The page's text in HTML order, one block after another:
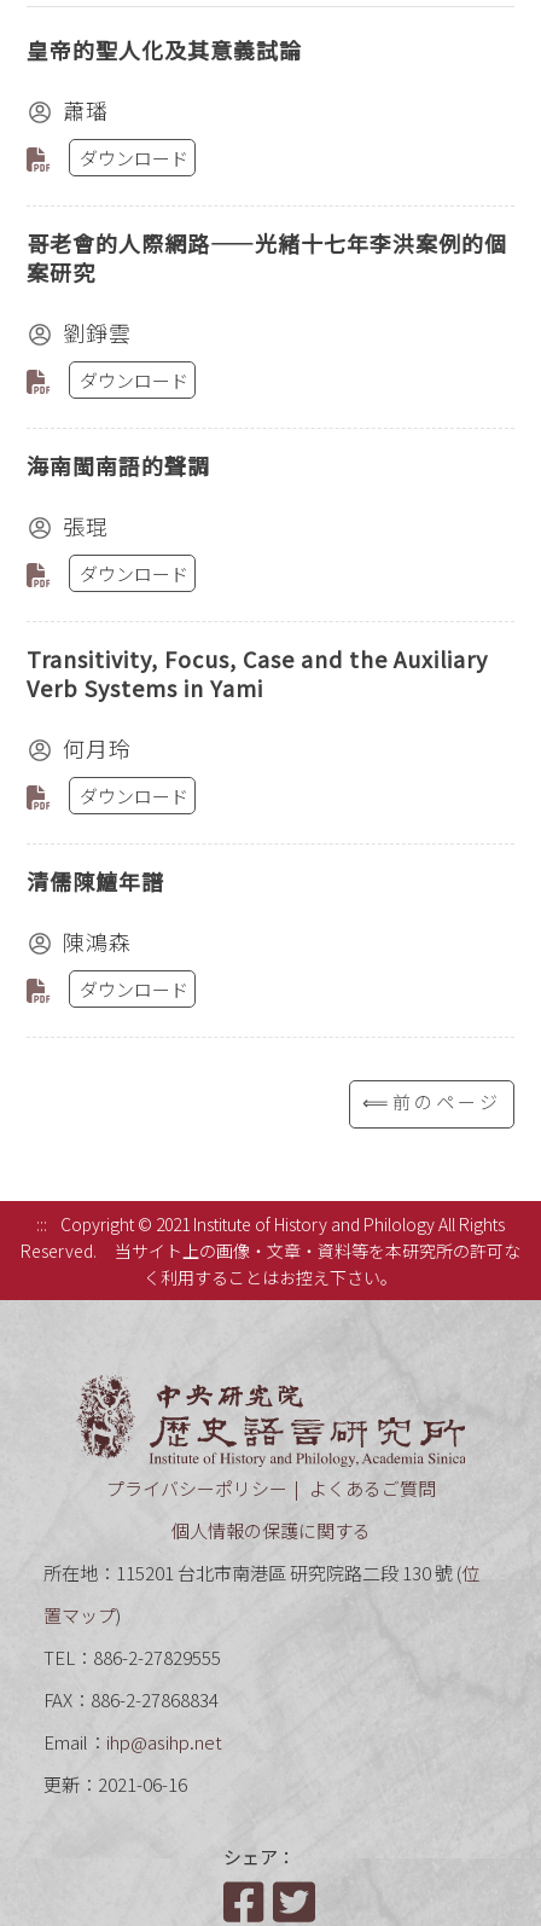
皇帝的聖人化及其意義試論
蕭璠
ダウンロード
哥老會的人際網路——光緒十七年李洪案例的個
案研究
劉錚雲
ダウンロード
海南閩南語的聲調
張琨
ダウンロード
Transitivity, Focus, Case and the Auxiliary
Verb Systems in Yami
何月玲
ダウンロード
清儒陳鱣年譜
陳鴻森
ダウンロード
⟸前のページ
:::
Copyright © 2021 Institute of History and Philology All Rights
Reserved.
当サイト上の画像・文章・資料等を本研究所の許可な
く利用することはお控え下さい。
プライバシーポリシー
よくあるご質問
個人情報の保護に関する
所在地：115201 台北市南港區 研究院路二段 130 號 (位
置マップ)
TEL：886-2-27829555
FAX：886-2-27868834
Email： ihp@asihp.net
更新：2021-06-16
シェア：
Facebook